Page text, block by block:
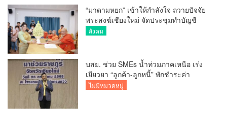
“มาดามหยก” เข้าให้กำลังใจ ถวายปัจจัย
พระสงฆ์เชียงใหม่ จัดประชุมทำบัญชี
รายรับรายจ่ายของวัด กว่า 300 รูป ที่วัด
สังคม
บสย. ช่วย SMEs น้ำท่วมภาคเหนือ เร่ง
เยียวยา “ลูกค้า-ลูกหนี้” พักชำระค่า
ธรรมเนียม-ค่างวด
ไม่มีหมวดหมู่